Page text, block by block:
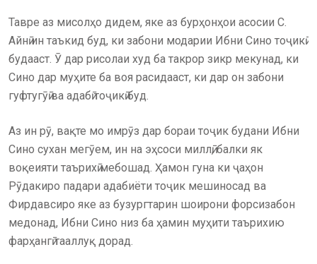
Тавре аз мисолҳо дидем, яке аз бурҳонҳои асосии С.
Айнӣ ин таъкид буд, ки забони модарии Ибни Сино тоҷикӣ
будааст. Ӯ дар рисолаи худ ба такрор зикр мекунад, ки
Сино дар муҳите ба воя расидааст, ки дар он забони
гуфтугӯӣ ва адабӣ тоҷикӣ буд.
Аз ин рӯ, вақте мо имрӯз дар бораи тоҷик будани Ибни
Сино сухан мегӯем, ин на эҳсоси миллӣ, балки як
воқеияти таърихӣ мебошад. Ҳамон гуна ки ҷаҳон
Рӯдакиро падари адабиёти тоҷик мешиносад ва
Фирдавсиро яке аз бузургтарин шоирони форсизабон
медонад, Ибни Сино низ ба ҳамин муҳити таърихию
фарҳангӣ тааллуқ дорад.